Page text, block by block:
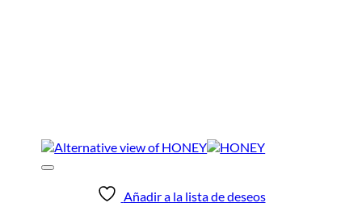
Añadir a la lista de deseos